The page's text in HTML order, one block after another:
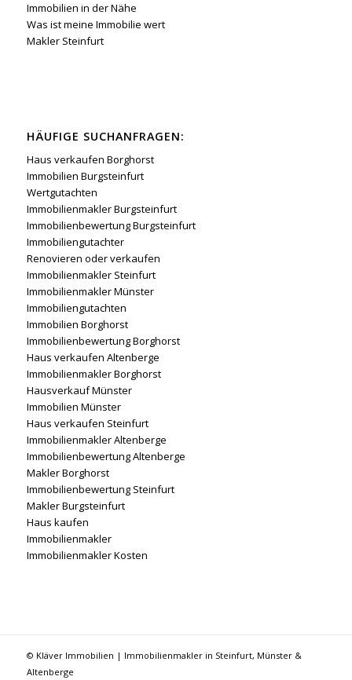
Immobilien in der Nähe
Was ist meine Immobilie wert
Makler Steinfurt
HÄUFIGE SUCHANFRAGEN:
Haus verkaufen Borghorst
Immobilien Burgsteinfurt
Wertgutachten
Immobilienmakler Burgsteinfurt
Immobilienbewertung Burgsteinfurt
Immobiliengutachter
Renovieren oder verkaufen
Immobilienmakler Steinfurt
Immobilienmakler Münster
Immobiliengutachten
Immobilien Borghorst
Immobilienbewertung Borghorst
Haus verkaufen Altenberge
Immobilienmakler Borghorst
Hausverkauf Münster
Immobilien Münster
Haus verkaufen Steinfurt
Immobilienmakler Altenberge
Immobilienbewertung Altenberge
Makler Borghorst
Immobilienbewertung Steinfurt
Makler Burgsteinfurt
Haus kaufen
Immobilienmakler
Immobilienmakler Kosten
© Kläver Immobilien | Immobilienmakler in Steinfurt, Münster &
Altenberge